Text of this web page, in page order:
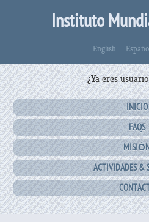
Instituto
English
¿Ya eres
INICIO
FAQS
MISIÓN
ACTIVIDADES &